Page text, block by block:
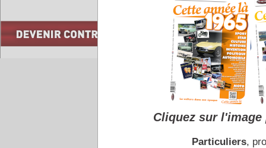
Accueil | Conseiller à un
Cliquez sur
Particuliers,